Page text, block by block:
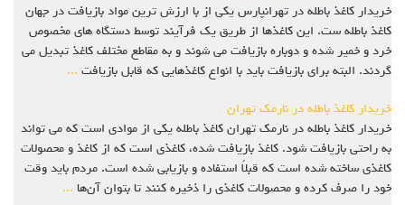
خریدار کاغذ باطله در تهرانپارس یکی از با ارزش‌ ترین مواد بازیافت در جهان
کاغذ باطله ست. این کاغذها از طریق یک فرآیند توسط دستگاه ‌های مخصوص
خرد و خمیر شده و دوباره بازیافت می‌ شوند و به مقاطع مختلف کاغذ تبدیل می‌
گردند. البته برای بازیافت باید با انواع کاغذهایی که قابل بازیافت ...
خریدار کاغذ باطله در نارمک تهران
خریدار کاغذ باطله در نارمک تهران کاغذ باطله یکی از موادی است که می ‌تواند
به ‌راحتی بازیافت شود. کاغذ بازیافت شده، کاغذی است که از کاغذ و محصولات
کاغذی ساخته ‌شده است که قبلاً استفاده و بازیابی شده است. مردم باید وقت
خود را صرف کرده و محصولات کاغذی را ذخیره کنند تا بتوان آن‌ها ...